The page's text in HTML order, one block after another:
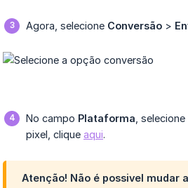
Agora, selecione Conversão >
No campo Plataforma ,
pixel, clique aqui.
Atenção! Não é possivel mudar